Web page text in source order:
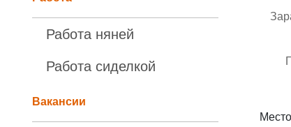
Работа няней
Работа сиделкой
Вакансии